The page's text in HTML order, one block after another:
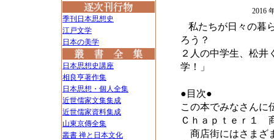
季刊日本思想史
江戸文学
日本の美学
日本思想史講座
相良亨著作集
日本思想・個人全集
近世儒家文集集成
近世儒家資料集成
山東京傳全集
叢書 禅と日本文化
2016
私たちが日々の暮
ろう？
２人の中学生、松
学！」
●目次●
この本でみなさんに
Ｃｈａｐｔｅｒ１
商店街にはさまざ